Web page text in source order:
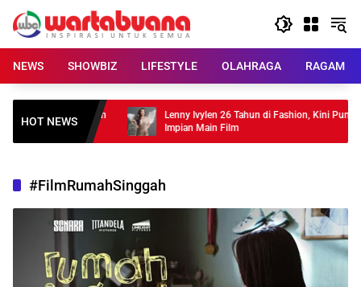
content
NEWS
SHOWBIZ LIFESTYLE OLAHRAGA RAGAM
HOT NEWS
, Tampilkan
Lenny Ivylen 26 Tahun di Fashion, Kini Punya
Impian Main Film
#FilmRumahSinggah